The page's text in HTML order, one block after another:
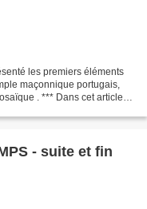
les premiers éléments
maçonnique portugais,
. *** Dans cet article,
- suite et fin